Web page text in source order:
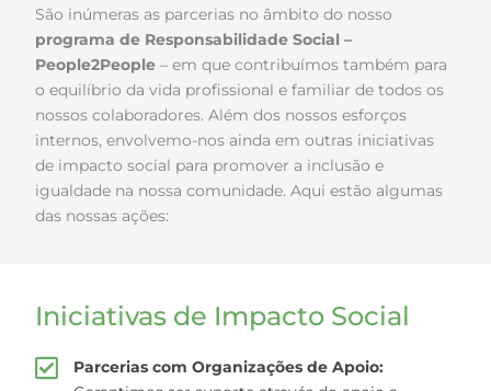
São inúmeras as parcerias no âmbito do nosso
programa de Responsabilidade Social –
People2People – em que contribuímos também para
o equilíbrio da vida profissional e familiar de todos os
nossos colaboradores. Além dos nossos esforços
internos, envolvemo-nos ainda em outras iniciativas
de impacto social para promover a inclusão e
igualdade na nossa comunidade. Aqui estão algumas
das nossas ações:
Iniciativas de Impacto Social
Parcerias com Organizações de Apoio: